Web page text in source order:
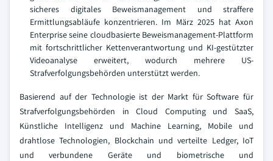
sicheres digitales Beweismanagement und straffere
Ermittlungsabläufe konzentrieren. Im März 2025 hat Axon
Enterprise seine cloudbasierte Beweismanagement-Plattform
mit fortschrittlicher Kettenverantwortung und KI-gestützter
Videoanalyse erweitert, wodurch mehrere US-
Strafverfolgungsbehörden unterstützt werden.
Basierend auf der Technologie ist der Markt für Software für
Strafverfolgungsbehörden in Cloud Computing und SaaS,
Künstliche Intelligenz und Machine Learning, Mobile und
drahtlose Technologien, Blockchain und verteilte Ledger, IoT
und verbundene Geräte und biometrische und